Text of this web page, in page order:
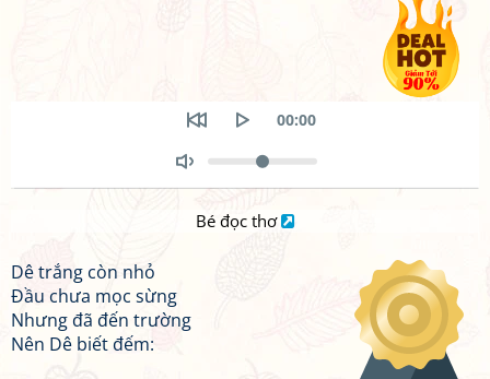
Current
00:00
Mute
Volume
Bé đọc thơ
Dê trắng còn nhỏ
Đầu chưa mọc sừng
Nhưng đã đến trường
Nên Dê biết đếm: